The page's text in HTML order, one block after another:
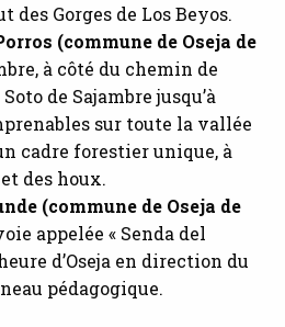
des Gorges de Los Beyos.
(commune de Oseja de
à côté du chemin de
de Sajambre jusqu’à
sur toute la vallée
cadre forestier unique, à
des houx.
(commune de Oseja de
appelée « Senda del
d’Oseja en direction du
pédagogique.